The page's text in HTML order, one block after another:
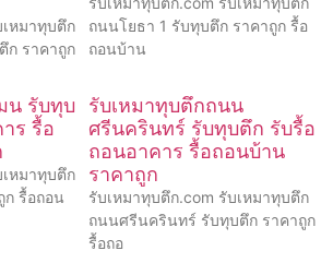
หมาทุบตึก
ก ราคาถูก
ถนนโยธา 1 รับทุบตึก ราคาถูก รื้อ
ถอนบ้าน
น รับทุบ
ร รื้อ
หมาทุบตึก
รื้อถอน
รับเหมาทุบตึกถนน
ศรีนครินทร์ รับทุบตึก รับรื้อ
ถอนอาคาร รื้อถอนบ้าน
ราคาถูก
รับเหมาทุบตึก.com รับเหมาทุบตึก
ถนนศรีนครินทร์ รับทุบตึก ราคาถูก
รื้อถอ